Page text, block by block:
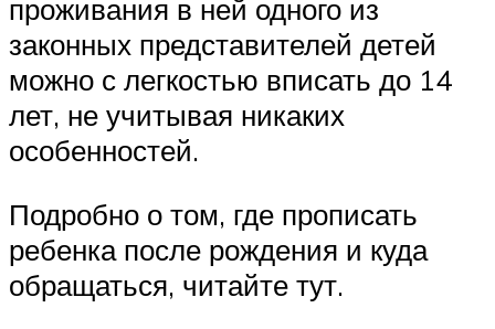
проживания в ней одного из
законных представителей детей
можно с легкостью вписать до 14
лет, не учитывая никаких
особенностей.
Подробно о том, где прописать
ребенка после рождения и куда
обращаться, читайте тут.